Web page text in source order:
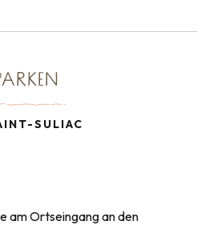
SULIAC
am Ortseingang an den